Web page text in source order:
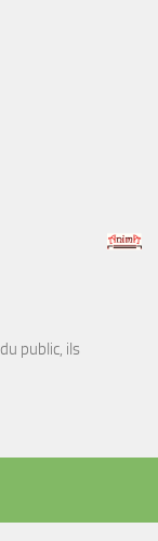
public, ils